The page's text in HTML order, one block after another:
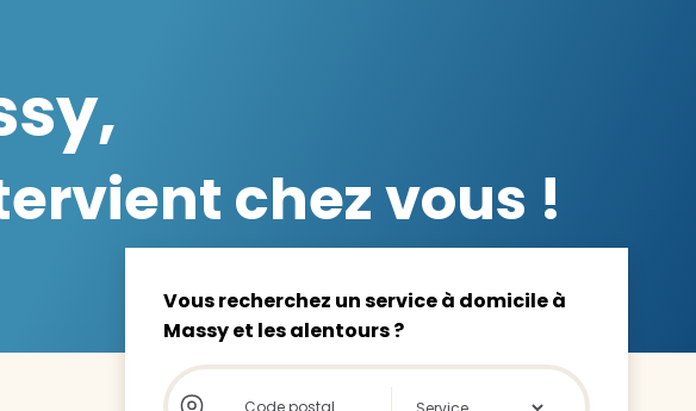
chez vous !
Vous recherchez un service à domicile à
Massy et les alentours ?
Store locator global - Autocompletion
Rechercher